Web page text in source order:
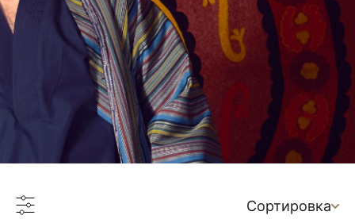
Сортировка